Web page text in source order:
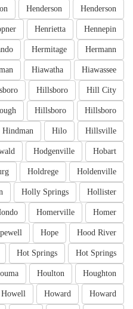
Henderson
Henderson
Hennepin
Henrietta
Hermann
Hermitage
Hiawassee
Hiawatha
Hill City
Hillsboro
Hillsboro
Hillsboro
Hillsville
Hilo
Hindman
Hobart
Hodgenville
Holdenville
Holdrege
Hollister
Holly Springs
Homer
Homerville
Hood River
Hope
Hot Springs
Hot Springs
Houghton
Houlton
Howard
Howard
Howell